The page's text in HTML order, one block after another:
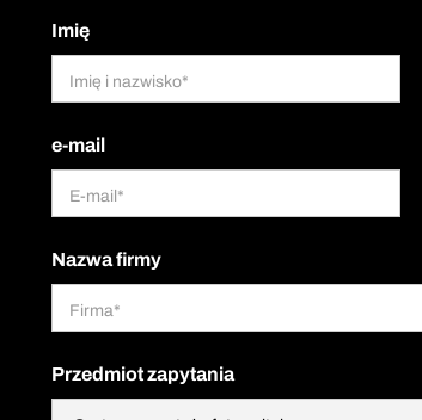
Imię
e-mail
Nazwa firmy
Przedmiot zapytania